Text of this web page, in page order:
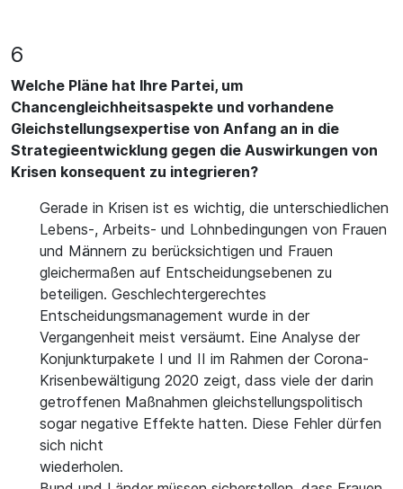
6
Welche Pläne hat Ihre Partei, um
Chancengleichheitsaspekte und vorhandene
Gleichstellungsexpertise von Anfang an in die
Strategieentwicklung gegen die Auswirkungen von
Krisen konsequent zu integrieren?
Gerade in Krisen ist es wichtig, die unterschiedlichen
Lebens-, Arbeits- und Lohnbedingungen von Frauen
und Männern zu berücksichtigen und Frauen
gleichermaßen auf Entscheidungsebenen zu
beteiligen. Geschlechtergerechtes
Entscheidungsmanagement wurde in der
Vergangenheit meist versäumt. Eine Analyse der
Konjunkturpakete I und II im Rahmen der Corona-
Krisenbewältigung 2020 zeigt, dass viele der darin
getroffenen Maßnahmen gleichstellungspolitisch
sogar negative Effekte hatten. Diese Fehler dürfen
sich nicht
wiederholen.